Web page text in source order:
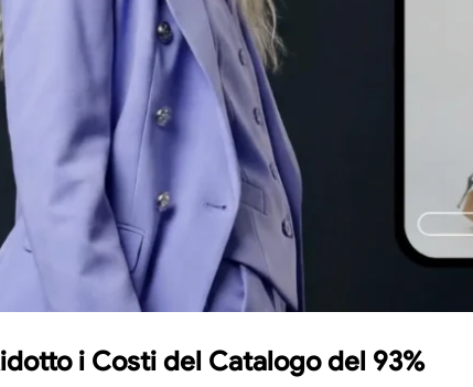
i Costi del Catalogo del 93%